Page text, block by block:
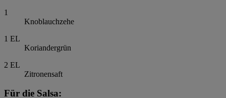
1
Knoblauchzehe
1 EL
Koriandergrün
2 EL
Zitronensaft
Für die Salsa: